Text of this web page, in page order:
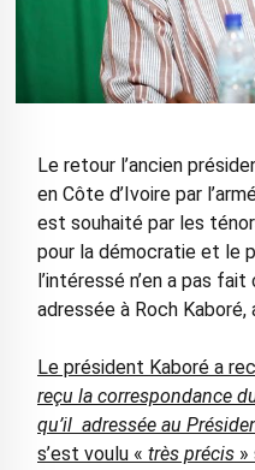
Le retour l’ancien
en Côte d’Ivoire par
est souhaité par les
pour la démocratie et le
l’intéressé n’en a pas
adressée à Roch
Le président Kaboré a
reçu la correspondance
qu’il adressée au
s’est voulu « très précis»